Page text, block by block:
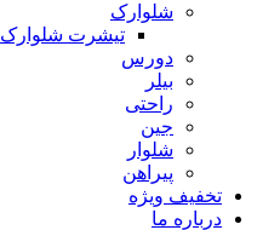
شلوارک
تیشرت شلوارک
دورس
بیلر
راحتی
جین
شلوار
پیراهن
تخفیف ویژه
درباره ما